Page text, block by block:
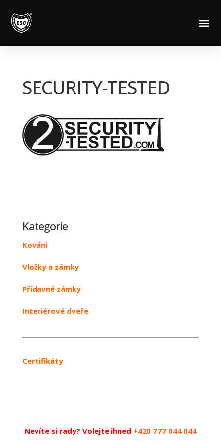
Nevíte si rady? Volejte ihned +420 777 044 044
SECURITY-TESTED
Kategorie
Kování
Vložky a zámky
Přídavné zámky
Interiérové dveře
Certifikáty